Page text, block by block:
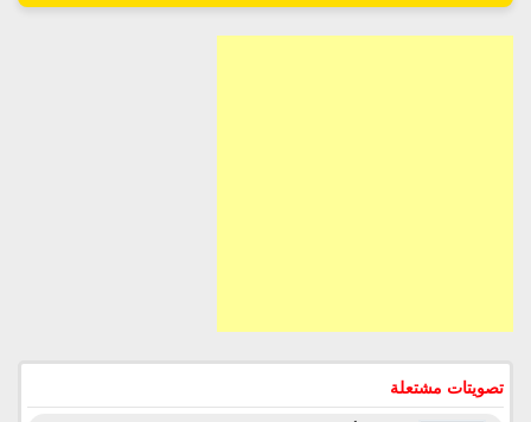
تصويتات مشتعلة